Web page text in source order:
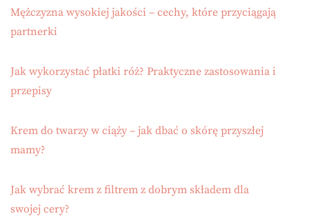
Mężczyzna wysokiej jakości – cechy, które przyciągają
partnerki
Jak wykorzystać płatki róż? Praktyczne zastosowania i
przepisy
Krem do twarzy w ciąży – jak dbać o skórę przyszłej
mamy?
Jak wybrać krem z filtrem z dobrym składem dla
swojej cery?